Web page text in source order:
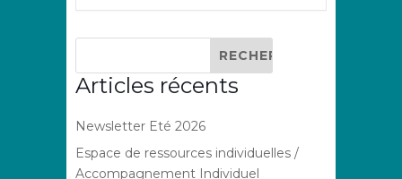
Articles récents
Newsletter Eté 2026
Espace de ressources individuelles /
Accompagnement Individuel